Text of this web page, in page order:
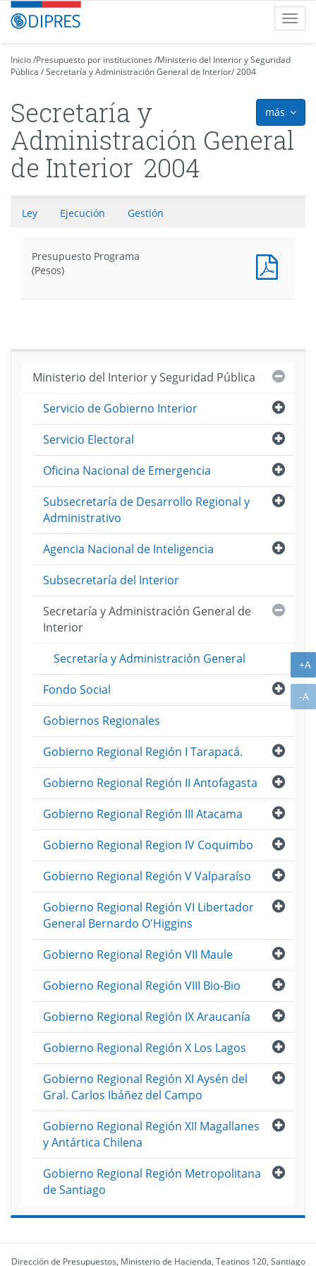
Contenido
principalDIPRES
-
de
Presupuestos
Inicio/Presupuesto por instituciones /Ministerio del Interior y Seguridad
Pública /Secretaría y Administración General de Interior/2004
más
Secretaría y
Administración General
de Interior 2004
Ley Ejecución Gestión
Presupuesto Programa
(Pesos)
Ministerio del Interior y Seguridad Pública
Abrir
Servicio de Gobierno Interior
Abrir
Servicio Electoral
Abrir
Oficina Nacional de Emergencia
Abrir
Subsecretaría de Desarrollo Regional y
Administrativo
Abrir
Agencia Nacional de Inteligencia
Subsecretaría del Interior
Secretaría y Administración General de
Interior
Secretaría y Administración General
Abrir
Fondo Social
Gobiernos Regionales
Abrir
Gobierno Regional Región I Tarapacá.
Abrir
Gobierno Regional Región II Antofagasta
Abrir
Gobierno Regional Región III Atacama
Abrir
Gobierno Regional Region IV Coquimbo
Abrir
Gobierno Regional Región V Valparaíso
Abrir
Gobierno Regional Región VI Libertador
General Bernardo O'Higgins
Abrir
Gobierno Regional Región VII Maule
Abrir
Gobierno Regional Región VIII Bio-Bio
Abrir
Gobierno Regional Región IX Araucanía
Abrir
Gobierno Regional Región X Los Lagos
Abrir
Gobierno Regional Región XI Aysén del
Gral. Carlos Ibáñez del Campo
Abrir
Gobierno Regional Región XII Magallanes
y Antártica Chilena
Abrir
Gobierno Regional Región Metropolitana
de Santiago
Dirección de Presupuestos, Ministerio de Hacienda, Teatinos 120, Santiago
+A
-A